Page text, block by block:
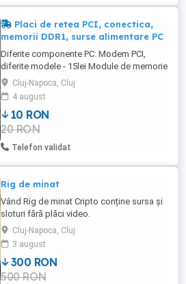
Placi de retea PCI, conectica,
memorii DDR1, surse alimentare PC
Diferite componente PC: Modem PCI,
diferite modele - 15lei Module de memorie
DDR1 512MB - 10 lei Diferite modele
(tipuri) de cabluri, conectica pentru PC sau
rețea internet, cabluri imprimante (paralel
sau USB) sau retea, cablu serial - 10 lei
Cluj-Napoca, Cluj
4 august
10 RON
20 RON
Telefon validat
Rig de minat
Vând Rig de minat Cripto conține sursa și
sloturi fără plăci video.
Cluj-Napoca, Cluj
3 august
300 RON
500 RON